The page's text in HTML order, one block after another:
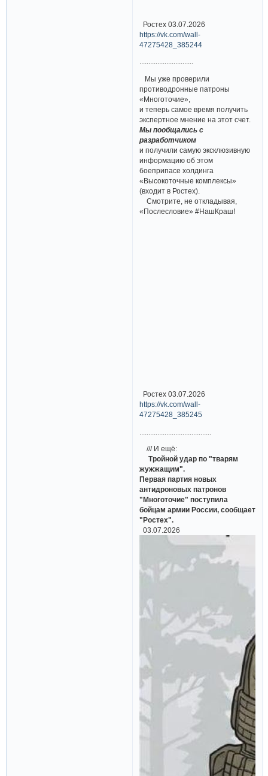
Ростех 03.07.2026
https://vk.com/wall-
47275428_385244
Мы уже проверили
противодронные патроны
«Многоточие»,
и теперь самое время получить
экспертное мнение на этот счет.
Мы пообщались с
разработчиком
и получили самую эксклюзивную
информацию об этом
боеприпасе холдинга
«Высокоточные комплексы»
(входит в Ростех).
Смотрите, не откладывая,
«Послесловие» #НашКраш!
Ростех 03.07.2026
https://vk.com/wall-
47275428_385245
/// И ещё:
Тройной удар по "тварям
жужжащим".
Первая партия новых
антидроновых патронов
"Многоточие" поступила
бойцам армии России, сообщает
"Ростех".
03.07.2026